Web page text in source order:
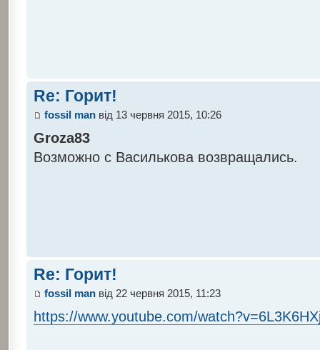
Re: Горит!
fossil manвід 13 червня 2015, 10:26
Groza83
Возможно с Василькова возвращались.
Re: Горит!
fossil manвід 22 червня 2015, 11:23
https://www.youtube.com/